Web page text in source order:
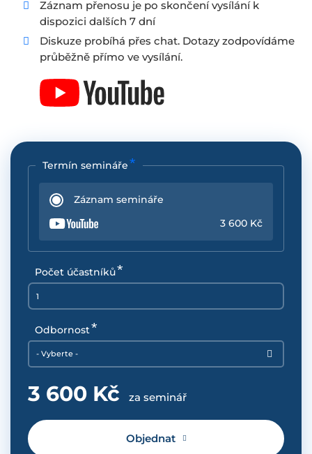
Záznam přenosu je po skončení vysílání k
dispozici dalších 7 dní
Diskuze probíhá přes chat. Dotazy zodpovídáme
průběžně přímo ve vysílání.
Termín semináře
Záznam semináře
3 600 Kč
Počet účastníků
Odbornost
- Vyberte -
3 600 Kč za seminář
Objednat